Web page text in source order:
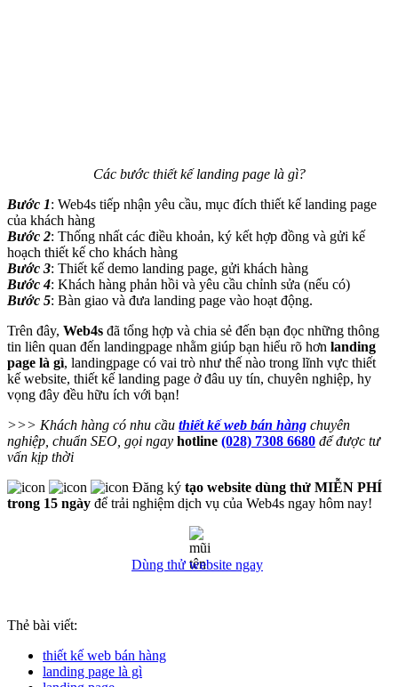
Các bước thiết kế landing page là gì?
Bước 1: Web4s tiếp nhận yêu cầu, mục đích thiết kế landing page
của khách hàng
Bước 2: Thống nhất các điều khoản, ký kết hợp đồng và gửi kế
hoạch thiết kế cho khách hàng
Bước 3: Thiết kế demo landing page, gửi khách hàng
Bước 4: Khách hàng phản hồi và yêu cầu chỉnh sửa (nếu có)
Bước 5: Bàn giao và đưa landing page vào hoạt động.
Trên đây, Web4s đã tổng hợp và chia sẻ đến bạn đọc những thông
tin liên quan đến landingpage nhằm giúp bạn hiểu rõ hơn landing
page là gì, landingpage có vai trò như thế nào trong lĩnh vực thiết
kế website, thiết kế landing page ở đâu uy tín, chuyên nghiệp, hy
vọng đây đều hữu ích với bạn!
>>> Khách hàng có nhu cầu thiết kế web bán hàng chuyên
nghiệp, chuẩn SEO, gọi ngay hotline (028) 7308 6680 để được tư
vấn kịp thời
Đăng ký tạo website dùng thử MIỄN PHÍ
trong 15 ngày để trải nghiệm dịch vụ của Web4s ngay hôm nay!
Dùng thử website ngay
Thẻ bài viết:
thiết kế web bán hàng
landing page là gì